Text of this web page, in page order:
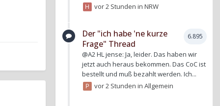
vor 2 Stunden inNRW
6.895
Der "ich habe 'ne kurze
Frage" Thread
@A2 HL jense: Ja, leider. Das haben wir
jetzt auch heraus bekommen. Das CoC ist
bestellt und muß bezahlt werden. Ich...
vor 2 Stunden inAllgemein